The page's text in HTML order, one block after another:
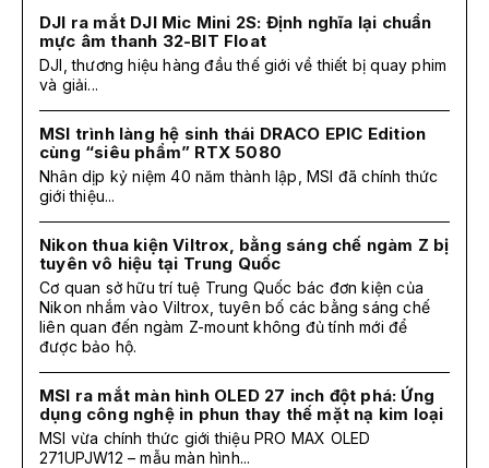
DJI ra mắt DJI Mic Mini 2S: Định nghĩa lại chuẩn
mực âm thanh 32-BIT Float
DJI, thương hiệu hàng đầu thế giới về thiết bị quay phim
và giải...
MSI trình làng hệ sinh thái DRACO EPIC Edition
cùng “siêu phẩm” RTX 5080
Nhân dịp kỷ niệm 40 năm thành lập, MSI đã chính thức
giới thiệu...
Nikon thua kiện Viltrox, bằng sáng chế ngàm Z bị
tuyên vô hiệu tại Trung Quốc
Cơ quan sở hữu trí tuệ Trung Quốc bác đơn kiện của
Nikon nhắm vào Viltrox, tuyên bố các bằng sáng chế
liên quan đến ngàm Z-mount không đủ tính mới để
được bảo hộ.
MSI ra mắt màn hình OLED 27 inch đột phá: Ứng
dụng công nghệ in phun thay thế mặt nạ kim loại
MSI vừa chính thức giới thiệu PRO MAX OLED
271UPJW12 – mẫu màn hình...